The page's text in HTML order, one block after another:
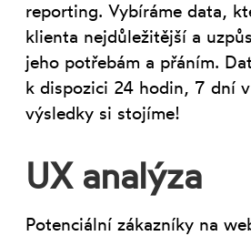
reporting. Vybíráme data,
klienta nejdůležitější a
jeho potřebám a přáním.
k dispozici 24 hodin, 7 dní
výsledky si stojíme!
UX analýza
Potenciální zákazníky na